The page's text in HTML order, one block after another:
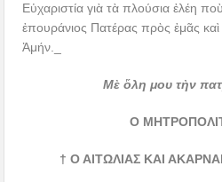
Εὐχαριστία γιὰ τὰ πλούσια ἐλέη
ἐπουράνιος Πατέρας πρὸς ἐμᾶς
Ἀμήν._
Μὲ ὅλη μου τὴν
Ο
† Ο ΑΙΤΩΛΙΑΣ ΚΑΙ